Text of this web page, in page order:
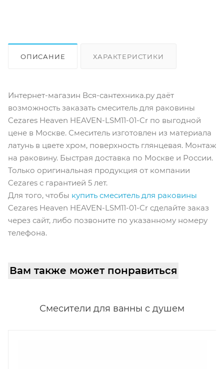
ОПИСАНИЕ ХАРАКТЕРИСТИКИ
Интернет-магазин Вся-сантехника.ру даёт
возможность заказать смеситель для раковины
Cezares Heaven HEAVEN-LSM11-01-Cr по выгодной
цене в Москве. Смеситель изготовлен из материала
латунь в цвете хром, поверхность глянцевая. Монтаж
на раковину. Быстрая доставка по Москве и России.
Только оригинальная продукция от компании
Cezares с гарантией 5 лет.
Для того, чтобы купить смеситель для раковины
Cezares Heaven HEAVEN-LSM11-01-Cr сделайте заказ
через сайт, либо позвоните по указанному номеру
телефона.
Вам также может понравиться
Смесители для ванны с душем